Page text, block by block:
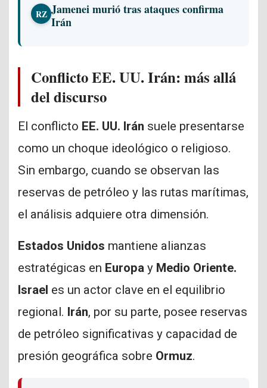
RZ Jamenei murió tras ataques confirma
Irán
Conflicto EE. UU. Irán: más allá
del discurso
El conflicto EE. UU. Irán suele presentarse
como un choque ideológico o religioso.
Sin embargo, cuando se observan las
reservas de petróleo y las rutas marítimas,
el análisis adquiere otra dimensión.
Estados Unidos mantiene alianzas
estratégicas en Europa y Medio Oriente.
Israel es un actor clave en el equilibrio
regional. Irán, por su parte, posee reservas
de petróleo significativas y capacidad de
presión geográfica sobre Ormuz.